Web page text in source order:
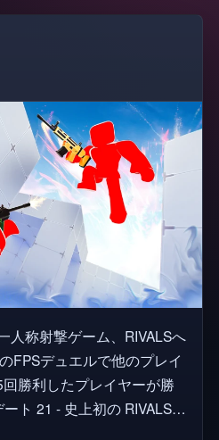
人称射撃ゲーム、RIVALSへ
FPSデュエルで他のプレイ
勝利したプレイヤーが勝
した！ゲーム内のパッチ